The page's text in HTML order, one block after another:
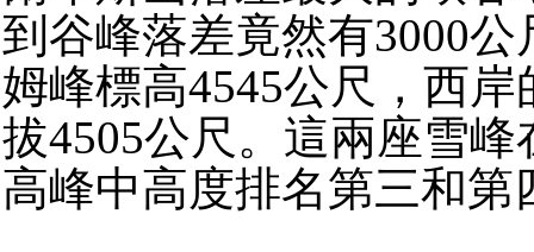
到谷峰落差竟然有3000
姆峰標高4545公尺，西
拔4505公尺。這兩座雪
高峰中高度排名第三和第